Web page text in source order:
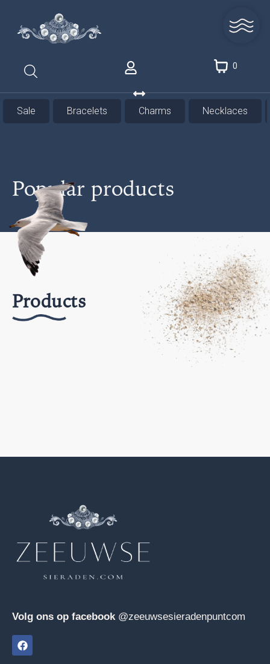
0
Sale Bracelets Charms Necklaces
Popular products
Products
Volg ons op facebook@zeeuwsesieradenpuntcom